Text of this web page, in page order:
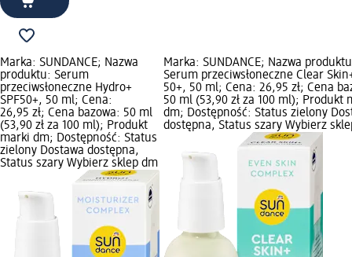
Marka: SUNDANCE; Nazwa
produktu: Serum
przeciwsłoneczne Hydro+
SPF50+, 50 ml; Cena:
26,95 zł; Cena bazowa: 50 ml
(53,90 zł za 100 ml); Produkt
marki dm; Dostępność: Status
zielony Dostawa dostępna,
Status szary Wybierz sklep dm
Marka: SUNDANCE; Nazwa
Serum przeciwsłoneczne Clear
50+, 50 ml; Cena: 26,95 zł; Cena
50 ml (53,90 zł za 100 ml); Produkt
dm; Dostępność: Status zielony
dostępna, Status szary Wybierz